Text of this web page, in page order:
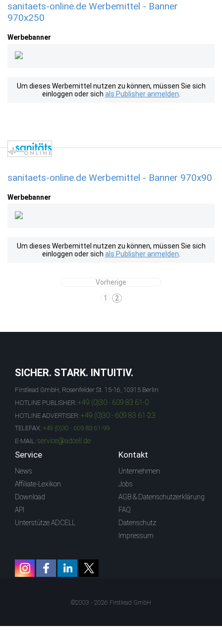
sanitaets-online.de Werbemittel - Banner
970x250
Werbebanner
Um dieses Werbemittel nutzen zu können, müssen Sie sich
einloggen oder sich als Publisher anmelden
sanitaets-online.de Werbemittel - Banner 970x90
Werbebanner
Um dieses Werbemittel nutzen zu können, müssen Sie sich
einloggen oder sich als Publisher anmelden
Vorherige
1
2
SICHER. STARK. INTUITIV.
Firstlead GmbH, Rosenfelder St. 15-16, 10315 Berlin
HOTLINE PUBLISHER: +49 (0)30 - 609 83 61-0
HOTLINE ADVERTISER: +49 (0)30 - 609 83 61-23
TELEFAX: +49 (0)30 - 609 83 61-99
E-MAIL: service@adcell.de
Service
News
Affiliate-Lexikon
Download
API
Unterstütze ADCELL
Kontakt
Unternehmen
Jobs
AGB & Datenschutzerklärung
FAQ
Datenschutz
Impressum
©2003 - 2026 Firstlead GmbH